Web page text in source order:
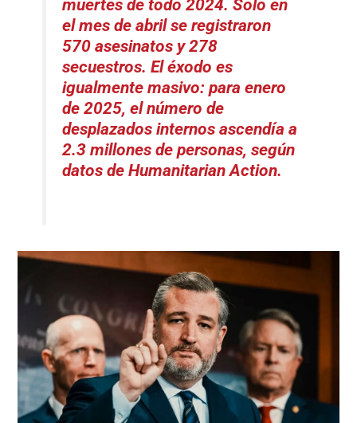
muertes de todo 2024. Solo en
el mes de abril se registraron
570 asesinatos y 278
secuestros. El éxodo es
igualmente masivo: para enero
de 2025, el número de
desplazados internos ascendía a
2.3 millones de personas, según
datos deHumanitarian Action.